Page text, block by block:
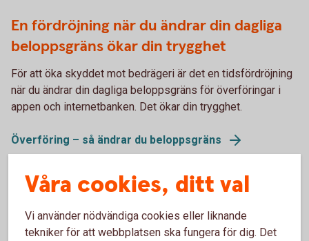
En fördröjning när du ändrar din dagliga
beloppsgräns ökar din trygghet
För att öka skyddet mot bedrägeri är det en tidsfördröjning
när du ändrar din dagliga beloppsgräns för överföringar i
appen och internetbanken. Det ökar din trygghet.
Överföring – så ändrar du beloppsgräns
Våra cookies, ditt val
Vi använder nödvändiga cookies eller liknande
tekniker för att webbplatsen ska fungera för dig. Det